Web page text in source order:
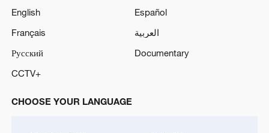
English
Español
Français
العربية
Русский
Documentary
CCTV+
CHOOSE YOUR LANGUAGE